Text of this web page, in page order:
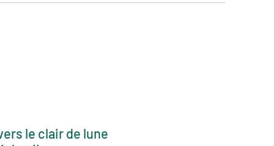
le clair de lune